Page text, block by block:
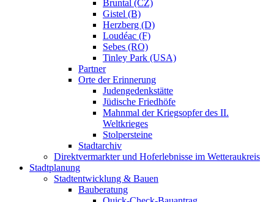
Bruntal (CZ)
Gistel (B)
Herzberg (D)
Loudéac (F)
Sebes (RO)
Tinley Park (USA)
Partner
Orte der Erinnerung
Judengedenkstätte
Jüdische Friedhöfe
Mahnmal der Kriegsopfer des II.
Weltkrieges
Stolpersteine
Stadtarchiv
Direktvermarkter und Hoferlebnisse im Wetteraukreis
Stadtplanung
Stadtentwicklung & Bauen
Bauberatung